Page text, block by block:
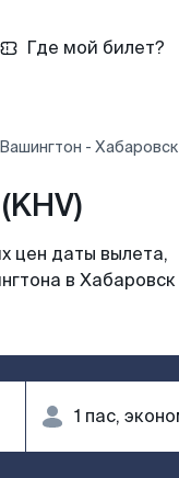
Где мой билет?
- Хабаровск
цен даты вылета,
в Хабаровск